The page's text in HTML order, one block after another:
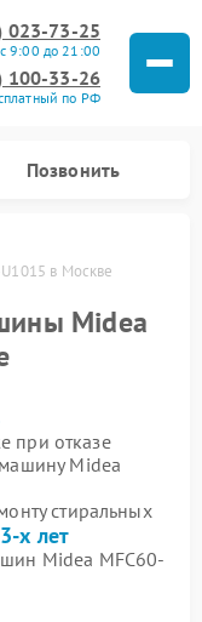
023-73-25
9:00 до 21:00
100-33-26
по РФ
Позвонить
в Москве
Midea
при отказе
Midea
стиральных
х лет
Midea MFC60-